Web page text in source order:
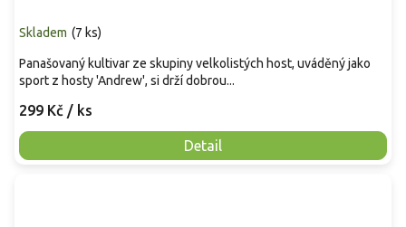
Skladem (7 ks)
299 Kč / ks
Detail
Panašovaný kultivar ze skupiny velkolistých host, uváděný jako
sport z hosty 'Andrew', si drží dobrou...